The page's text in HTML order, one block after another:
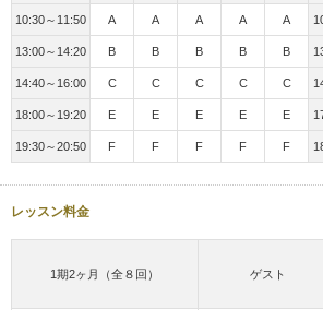
10:30～11:50 A A A A A
13:00～14:20 B B B B B
14:40～16:00 C C C C C
18:00～19:20 E E E E E
19:30～20:50 F F F F F
レッスン料金
1期2ヶ月（全８回） ゲスト